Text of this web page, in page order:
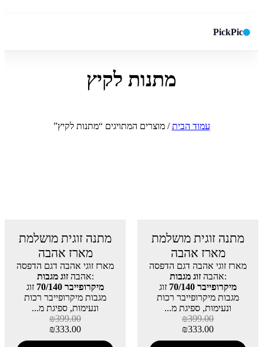
PickPic
חפש
מתנות לקיץ
עמוד הבית/ מוצרים המתויגים “מתנות לקיץ”
מתנה זוגית מושלמת
מארז אהבה
מארז זוגי אהבה דגם הדפסה
:אהבהזוג מגבות
מיקרופייבר 70/140
זוג
מגבות מיקרופייבר רכות
ונעימות, ספיגת מ...
₪399.00
₪333.00
מתנה זוגית מושלמת
מארז אהבה
מארז זוגי אהבה דגם הדפסה
:אהבהזוג מגבות
מיקרופייבר 70/140
זוג
מגבות מיקרופייבר רכות
ונעימות, ספיגת מ...
₪399.00
₪333.00